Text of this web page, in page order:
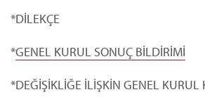
*DİLEKÇE
*GENEL KURUL SONUÇ BİLDİRİMİ
*DEĞİŞİKLİĞE İLİŞKİN GENEL KURUL